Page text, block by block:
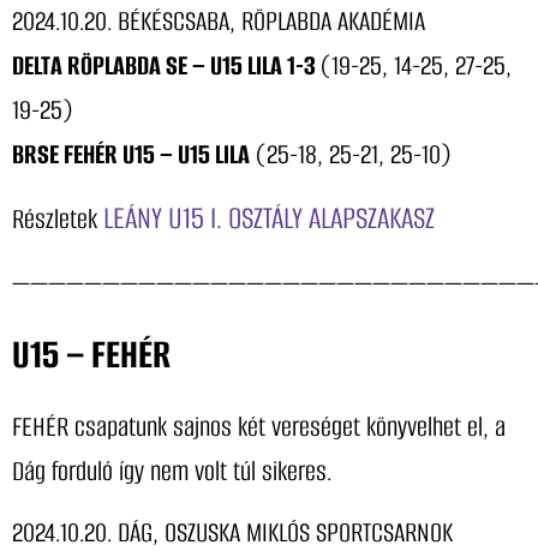
2024.10.20. BÉKÉSCSABA, RÖPLABDA AKADÉMIA
DELTA RÖPLABDA SE – U15 LILA 1-3(19-25, 14-25, 27-25,
19-25)
BRSE FEHÉR U15 – U15 LILA(25-18, 25-21, 25-10)
RészletekLEÁNY U15 I. OSZTÁLY ALAPSZAKASZ
U15 – FEHÉR
FEHÉR csapatunk sajnos két vereséget könyvelhet el, a
Dág forduló így nem volt túl sikeres.
2024.10.20. DÁG, OSZUSKA MIKLÓS SPORTCSARNOK